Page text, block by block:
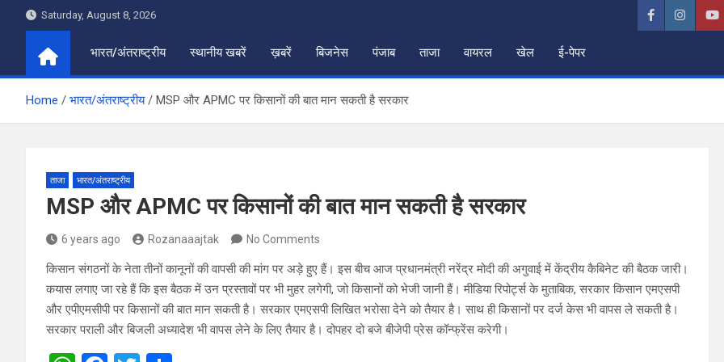
Saturday, August 8, 2026
भारत/अंतराष्ट्रीय स्थानीय खबरें ख़बरें बिजनेस पंजाब ताजा वायरल खेल ई-पेपर
Home भारत/अंतराष्ट्रीय MSP और APMC पर किसानों की बात मान सकती है सरकार
ताजा भारत/अंतराष्ट्रीय
MSP और APMC पर किसानों की बात मान सकती है सरकार
6 years ago Rozanaaajtak No Comments
किसान संगठनों के नेता तीनों कानूनों की वापसी की मांग पर अड़े हुए हैं। इस बीच आज प्रधानमंत्री नरेंद्र मोदी की अगुवाई में केंद्रीय कैबिनेट की बैठक जारी।
कयास लगाए जा रहे हैं कि इस बैठक में उन प्रस्तावों पर भी मुहर लगेगी, जो किसानों को भेजी जानी हैं। मीडिया रिपोर्ट्स के मुताबिक, सरकार किसान एमएसपी
और एपीएमसीपी पर किसानों की बात मान सकती है। सरकार एमएसपी लिखित भरोसा देने को तैयार है। साथ ही किसानों पर दर्ज केस भी वापस ले सकती है।
सरकार पराली और बिजली अध्यादेश भी वापस लेने के लिए तैयार है। दोपहर दो बजे बीजेपी प्रेस कॉन्फ्रेंस करेगी।